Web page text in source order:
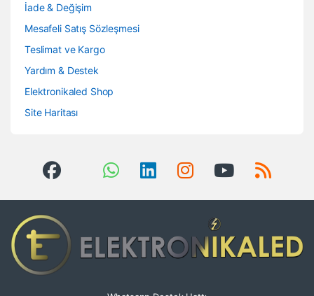
İade & Değişim
Mesafeli Satış Sözleşmesi
Teslimat ve Kargo
Yardım & Destek
Elektronikaled Shop
Site Haritası